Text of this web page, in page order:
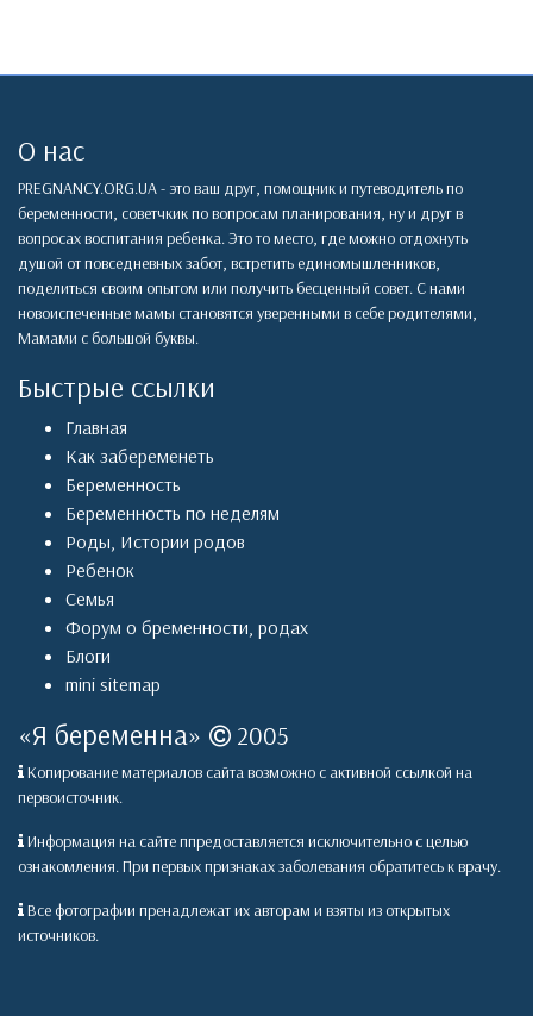
О нас
PREGNANCY.ORG.UA - это ваш друг, помощник и путеводитель по
беременности, советчкик по вопросам планирования, ну и друг в
вопросах воспитания ребенка. Это то место, где можно отдохнуть
душой от повседневных забот, встретить единомышленников,
поделиться своим опытом или получить бесценный совет. С нами
новоиспеченные мамы становятся уверенными в себе родителями,
Мамами с большой буквы.
Быстрые ссылки
Главная
Как забеременеть
Беременность
Беременность по неделям
Роды, Истории родов
Ребенок
Семья
Форум о бременности, родах
Блоги
mini sitemap
«Я беременна» 2005
Копирование материалов сайта возможно с активной ссылкой на
первоисточник.
Информация на сайте ппредоставляется исключительно с целью
ознакомления. При первых признаках заболевания обратитесь к врачу.
Все фотографии пренадлежат их авторам и взяты из открытых
источников.